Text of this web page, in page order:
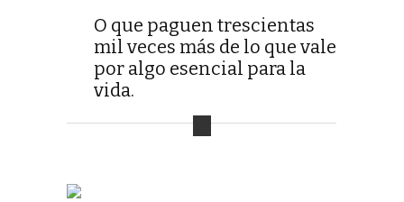
O que paguen trescientas
mil veces más de lo que vale
por algo esencial para la
vida.